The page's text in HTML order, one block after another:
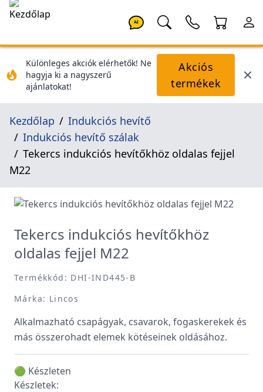
AI
Különleges akciók elérhetők! Ne
hagyja ki a nagyszerű
ajánlatokat!
Akciós
termékek
Kezdőlap
Indukciós hevítő
Indukciós hevítő szálak
Tekercs indukciós hevítőkhöz oldalas fejjel
M22
Tekercs indukciós hevítőkhöz
oldalas fejjel M22
Termékkód: DHI-IND445-B
Márka: Lincos
Alkalmazható csapágyak, csavarok, fogaskerekek és
más összerohadt elemek kötéseinek oldásához.
🟢 Készleten
Készletek: